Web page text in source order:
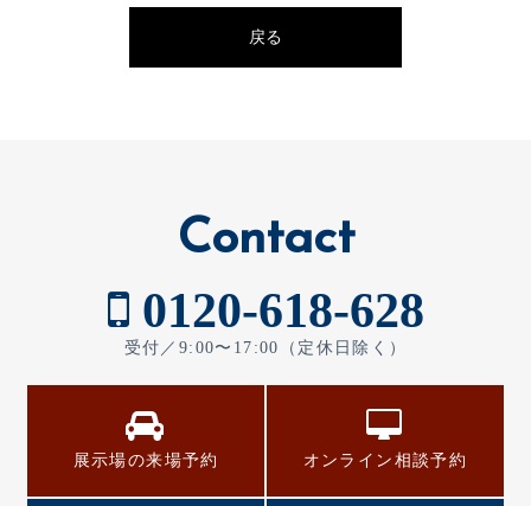
戻る
Contact
0120-618-628
受付／9:00〜17:00（定休日除く）
展示場の来場予約 オンライン相談予約